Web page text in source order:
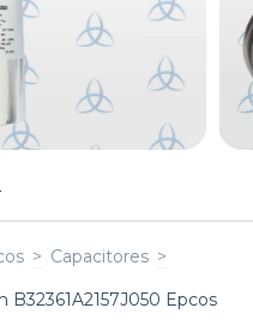
> Capacitores >
B32361A2157J050 Epcos